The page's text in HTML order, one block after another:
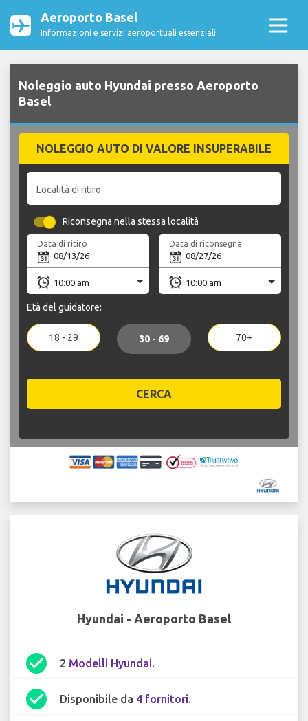
Aeroporto Basel
Informazioni e servizi aeroportuali essenziali
Noleggio auto Hyundai presso Aeroporto
Basel
NOLEGGIO AUTO DI VALORE INSUPERABILE
Località di ritiro
Riconsegna nella stessa località
Data di ritiro Data di riconsegna
Età del guidatore:
18 - 29 30 - 69 70+
CERCA
Hyundai - Aeroporto Basel
check_circle 2 Modelli Hyundai.
check_circle Disponibile da 4 fornitori.